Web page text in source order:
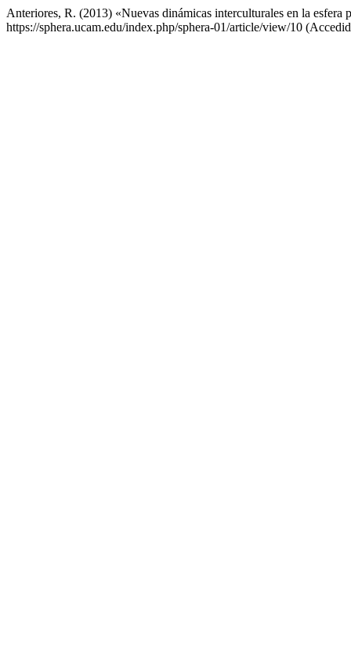
Anteriores, R. (2013) «Nuevas dinámicas interculturales en la
https://sphera.ucam.edu/index.php/sphera-01/article/view/10